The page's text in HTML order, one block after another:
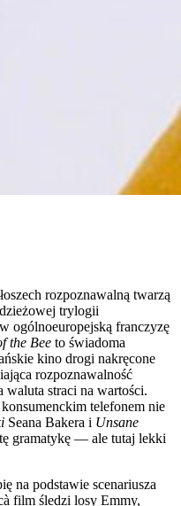
rozpoznawalną twarzą
trylogii
ogólnoeuropejską franczyzę
the Bee to świadoma
kino drogi nakręcone
rozpoznawalność
waluta straci na wartości.
telefonem nie
Seana Bakera i Unsane
gramatykę — ale tutaj lekki
na podstawie scenariusza
film śledzi losy Emmy,